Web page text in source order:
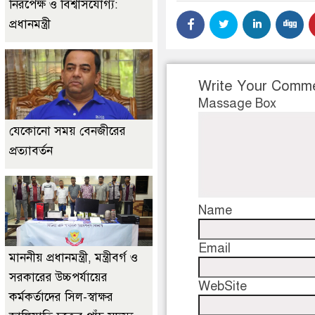
Write Your
Massage Box
Name
Email
WebSite
নিরপেক্ষ ও বিশ্বাসযোগ্য:
প্রধানমন্ত্রী
যেকোনো সময় বেনজীরের
প্রত্যাবর্তন
মাননীয় প্রধানমন্ত্রী, মন্ত্রীবর্গ ও
সরকারের উচ্চপর্যায়ের
কর্মকর্তাদের সিল-স্বাক্ষর